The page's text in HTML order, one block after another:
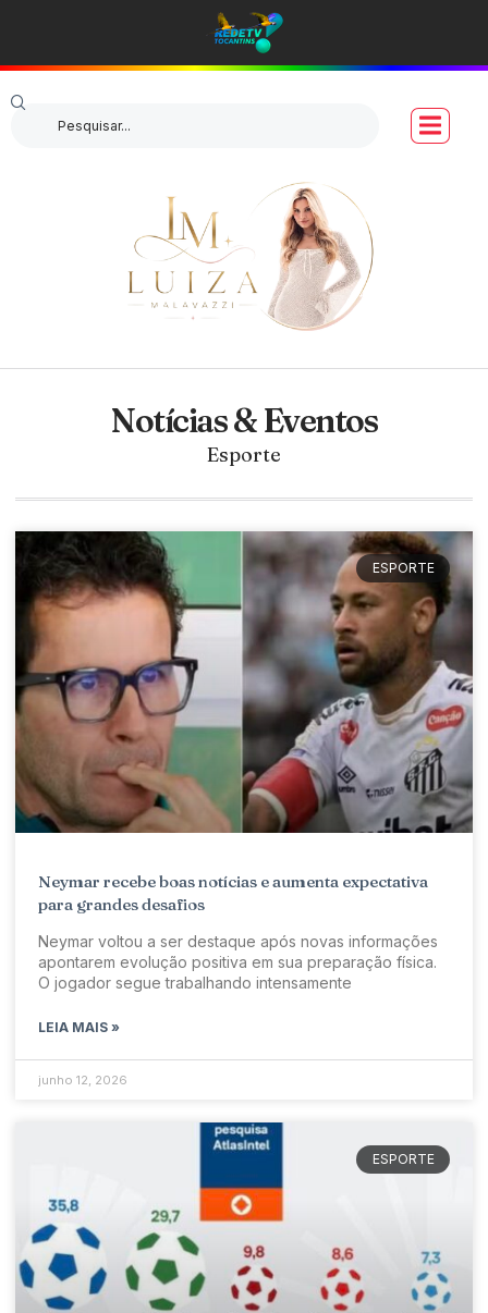
Notícias & Eventos
Esporte
ESPORTE
Neymar recebe boas notícias e aumenta expectativa
para grandes desafios
Neymar voltou a ser destaque após novas informações
apontarem evolução positiva em sua preparação física.
O jogador segue trabalhando intensamente
LEIA MAIS »
junho 12, 2026
ESPORTE